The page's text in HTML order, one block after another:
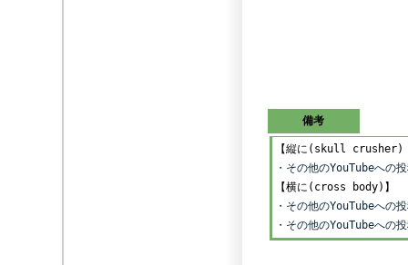
備考
【縦に(skull crusher)
・その他のYouTubeへの
【横に(cross body)】
・その他のYouTubeへの
・その他のYouTubeへの